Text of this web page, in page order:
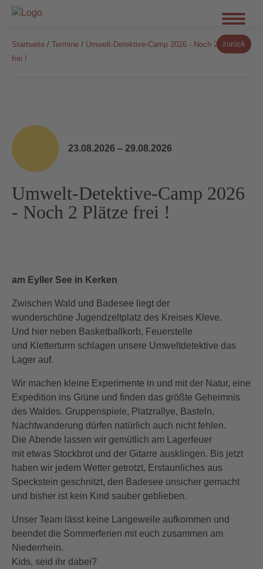
Startseite / Termine / Umwelt-Detektive-Camp 2026 - Noch 2 Plätze
frei !
zurück
23.08.2026 – 29.08.2026
Umwelt-Detektive-Camp 2026
- Noch 2 Plätze frei !
am Eyller See in Kerken
Zwischen Wald und Badesee liegt der
wunderschöne Jugendzeltplatz des Kreises Kleve.
Und hier neben Basketballkorb, Feuerstelle
und Kletterturm schlagen unsere Umweltdetektive das
Lager auf.
Wir machen kleine Experimente in und mit der Natur, eine
Expedition ins Grüne und finden das größte Geheimnis
des Waldes. Gruppenspiele, Platzrallye, Basteln,
Nachtwanderung dürfen natürlich auch nicht fehlen.
Die Abende lassen wir gemütlich am Lagerfeuer
mit etwas Stockbrot und der Gitarre ausklingen. Bis jetzt
haben wir jedem Wetter getrotzt, Erstaunliches aus
Speckstein geschnitzt, den Badesee unsicher gemacht
und bisher ist kein Kind sauber geblieben.
Unser Team lässt keine Langeweile aufkommen und
beendet die Sommerferien mit euch zusammen am
Niederrhein.
Kids, seid ihr dabei?